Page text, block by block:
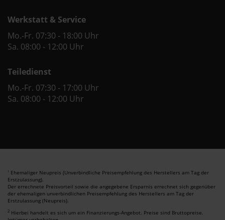
Werkstatt & Service
Mo.-Fr. 07:30 - 18:00 Uhr
Sa. 08:00 - 12:00 Uhr
Teiledienst
Mo.-Fr. 07:30 - 17:00 Uhr
Sa. 08:00 - 12:00 Uhr
1 Ehemaliger Neupreis (Unverbindliche Preisempfehlung des Herstellers am Tag der
Erstzulassung).
Der errechnete Preisvorteil sowie die angegebene Ersparnis errechnet sich gegenüber
der ehemaligen unverbindlichen Preisempfehlung des Herstellers am Tag der
Erstzulassung (Neupreis).
2 Hierbei handelt es sich um ein Finanzierungs-Angebot. Preise sind Bruttopreise.